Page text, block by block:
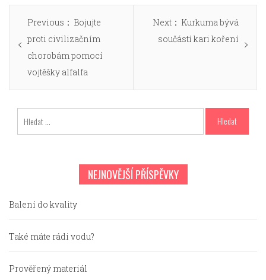
Navigace
pro
příspěvek
Previous
Previous
post:
Bojujte
proti civilizačním
chorobám pomocí
vojtěšky alfalfa
Next
Next
post:
Kurkuma bývá
součástí kari koření
NEJNOVĚJŠÍ PŘÍSPĚVKY
Balení do kvality
Také máte rádi vodu?
Prověřený materiál